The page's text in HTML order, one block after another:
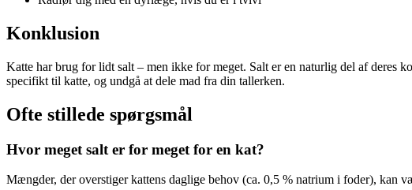
Konklusion
Katte har brug for lidt salt – men ikke for meget. Salt er en naturlig del af deres
specifikt til katte, og undgå at dele mad fra din tallerken.
Ofte stillede spørgsmål
Hvor meget salt er for meget for en kat?
Mængder, der overstiger kattens daglige behov (ca. 0,5 % natrium i foder), kan